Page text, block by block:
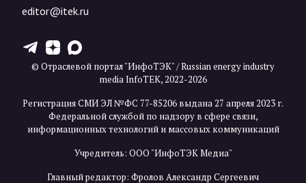
editor@itek.ru
T Z X
© Отраслевой портал "ИнфоТЭК" / Russian energy industry
media InfoTEK, 2022-2026
Регистрация СМИ ЭЛ №ФС 77-85206 выдана 27 апреля 2023 г.
Федеральной службой по надзору в сфере связи,
информационных технологий и массовых коммуникаций
Учредитель: ООО "ИнфоТЭК Медиа"
Главный редактор: Фролов Александр Сергеевич